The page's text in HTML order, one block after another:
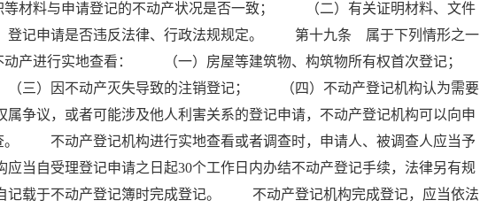
材料与申请登记的不动产状况是否一致； （二）有关证明材料、文件
记申请是否违反法律、行政法规规定。 第十九条 属于下列情形之一
动产进行实地查看： （一）房屋等建筑物、构筑物所有权首次登记；
）因不动产灭失导致的注销登记； （四）不动产登记机构认为需要
议，或者可能涉及他人利害关系的登记申请，不动产登记机构可以向申
。 不动产登记机构进行实地查看或者调查时，申请人、被调查人应当予
自受理登记申请之日起30个工作日内办结不动产登记手续，法律另有规
于不动产登记簿时完成登记。 不动产登记机构完成登记，应当依法